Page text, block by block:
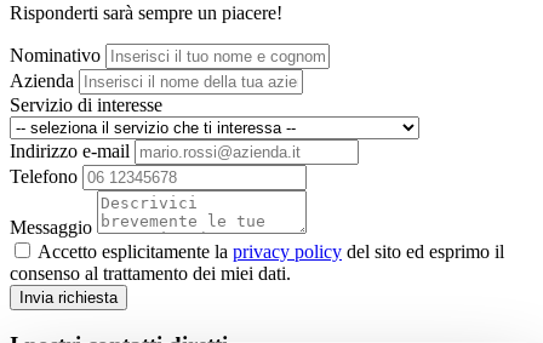
Risponderti sarà sempre un piacere!
Nominativo
Azienda
Servizio di interesse
Indirizzo e-mail
Telefono
Messaggio
Accetto esplicitamente la privacy policy del sito ed esprimo il
consenso al trattamento dei miei dati.
Invia richiesta